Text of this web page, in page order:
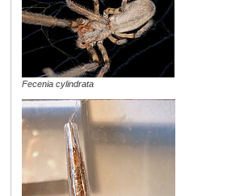
Fecenia cylindrata